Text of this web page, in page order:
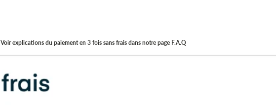
Voir explications du paiement en 3 fois sans frais dans notre page F.A.Q